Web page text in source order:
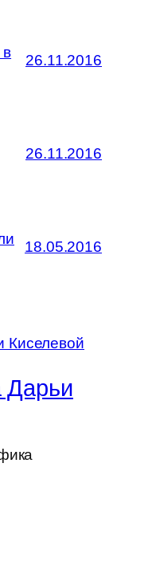
26.11.2016
26.11.2016
18.05.2016
Дарьи